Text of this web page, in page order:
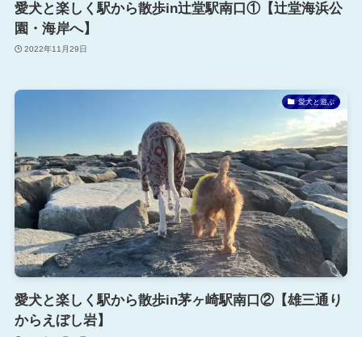
愛犬と楽しく駅から散歩in辻堂駅南口①【辻堂海浜公
園・海岸へ】
2022年11月29日
愛犬と遊ぶ
愛犬と楽しく駅から散歩in茅ヶ崎駅南口②【雄三通り
からえぼし岩】